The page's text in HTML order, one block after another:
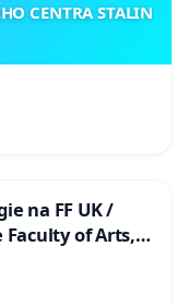
CENTRA STALIN
na FF UK /
of Arts,